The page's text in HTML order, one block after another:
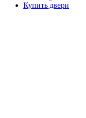
Купить двери